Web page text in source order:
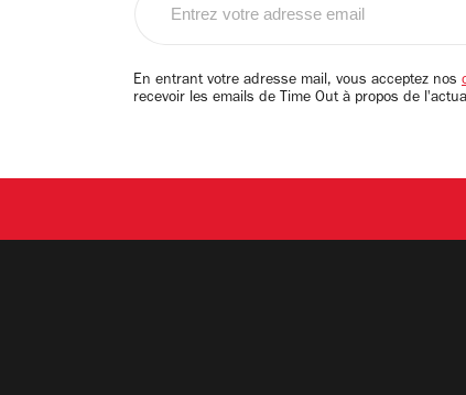
email
En entrant votre adresse mail, vous acceptez nos
recevoir les emails de Time Out à propos de